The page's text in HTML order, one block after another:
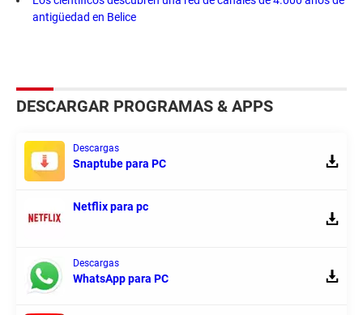
antigüedad en Belice
DESCARGAR PROGRAMAS & APPS
Descargas
Snaptube para PC
Netflix para pc
Descargas
WhatsApp para PC